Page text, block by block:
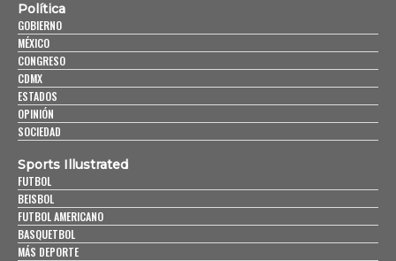
Política
GOBIERNO
MÉXICO
CONGRESO
CDMX
ESTADOS
OPINIÓN
SOCIEDAD
Sports Illustrated
FUTBOL
BEISBOL
FUTBOL AMERICANO
BASQUETBOL
MÁS DEPORTE